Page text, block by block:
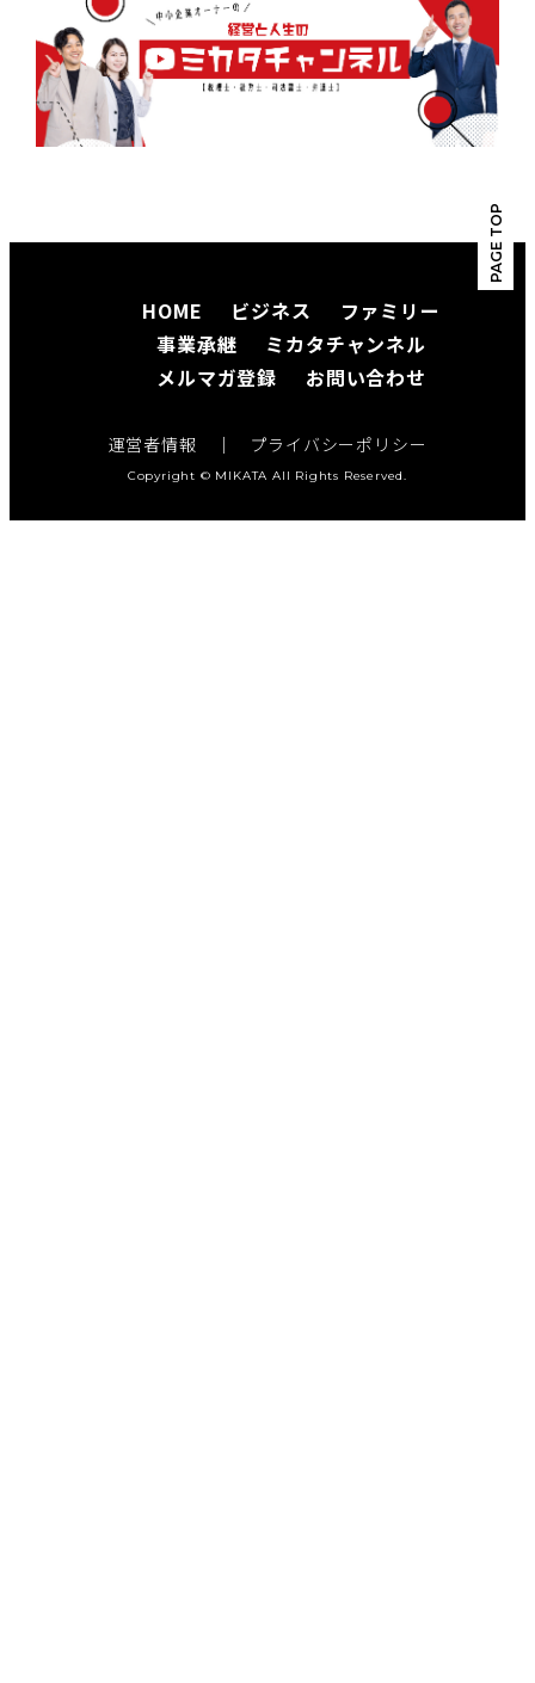
PAGE TOP
HOME ビジネス
ファミリー
事業承継
ミカタチャンネル
メルマガ登録
お問い合わせ
運営者情報 ｜ プライバシーポリシー
Copyright © MIKATA All Rights Reserved.